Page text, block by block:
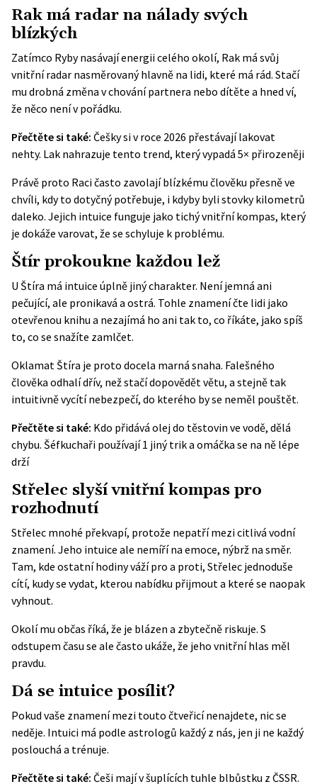
Rak má radar na nálady svých
blízkých
Zatímco Ryby nasávají energii celého okolí, Rak má svůj
vnitřní radar nasměrovaný hlavně na lidi, které má rád. Stačí
mu drobná změna v chování partnera nebo dítěte a hned ví,
že něco není v pořádku.
Přečtěte si také: Češky si v roce 2026 přestávají lakovat
nehty. Lak nahrazuje tento trend, který vypadá 5× přirozeněji
Právě proto Raci často zavolají blízkému člověku přesně ve
chvíli, kdy to dotyčný potřebuje, i kdyby byli stovky kilometrů
daleko. Jejich intuice funguje jako tichý vnitřní kompas, který
je dokáže varovat, že se schyluje k problému.
Štír prokoukne každou lež
U Štíra má intuice úplně jiný charakter. Není jemná ani
pečující, ale pronikavá a ostrá. Tohle znamení čte lidi jako
otevřenou knihu a nezajímá ho ani tak to, co říkáte, jako spíš
to, co se snažíte zamlčet.
Oklamat Štíra je proto docela marná snaha. Falešného
člověka odhalí dřív, než stačí dopovědět větu, a stejně tak
intuitivně vycítí nebezpečí, do kterého by se neměl pouštět.
Přečtěte si také: Kdo přidává olej do těstovin ve vodě, dělá
chybu. Šéfkuchaři používají 1 jiný trik a omáčka se na ně lépe
drží
Střelec slyší vnitřní kompas pro
rozhodnutí
Střelec mnohé překvapí, protože nepatří mezi citlivá vodní
znamení. Jeho intuice ale nemíří na emoce, nýbrž na směr.
Tam, kde ostatní hodiny váží pro a proti, Střelec jednoduše
cítí, kudy se vydat, kterou nabídku přijmout a které se naopak
vyhnout.
Okolí mu občas říká, že je blázen a zbytečně riskuje. S
odstupem času se ale často ukáže, že jeho vnitřní hlas měl
pravdu.
Dá se intuice posílit?
Pokud vaše znamení mezi touto čtveřicí nenajdete, nic se
neděje. Intuici má podle astrologů každý z nás, jen ji ne každý
poslouchá a trénuje.
Přečtěte si také: Češi mají v šuplících tuhle blbůstku z ČSSR.